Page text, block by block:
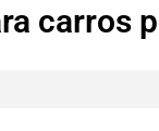
carros